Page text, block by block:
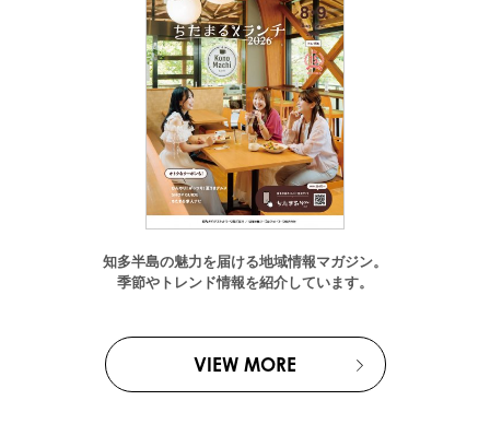
知多半島の魅力を届ける地域情報マガジン。
季節やトレンド情報を紹介しています。
VIEW MORE